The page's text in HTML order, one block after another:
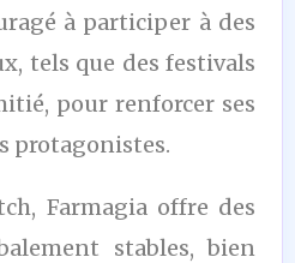
à participer à des
tels que des festivals
pour renforcer ses
protagonistes.
Farmagia offre des
stables, bien